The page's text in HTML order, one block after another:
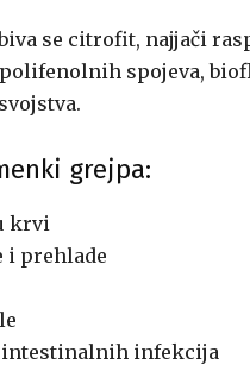
se citrofit, najjači
spojeva,
grejpa:
krvi
i prehlade
infekcija